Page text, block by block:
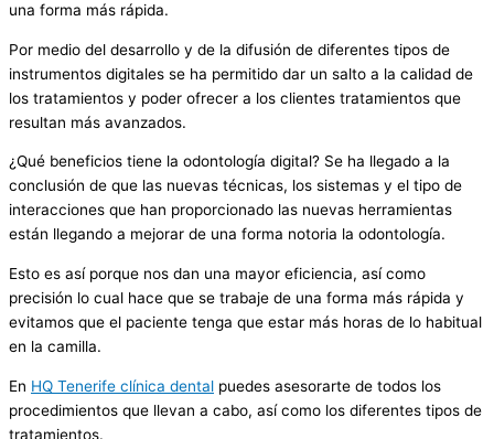
una forma más rápida.
Por medio del desarrollo y de la difusión de diferentes tipos de
instrumentos digitales se ha permitido dar un salto a la calidad de
los tratamientos y poder ofrecer a los clientes tratamientos que
resultan más avanzados.
¿Qué beneficios tiene la odontología digital? Se ha llegado a la
conclusión de que las nuevas técnicas, los sistemas y el tipo de
interacciones que han proporcionado las nuevas herramientas
están llegando a mejorar de una forma notoria la odontología.
Esto es así porque nos dan una mayor eficiencia, así como
precisión lo cual hace que se trabaje de una forma más rápida y
evitamos que el paciente tenga que estar más horas de lo habitual
en la camilla.
En HQ Tenerife clínica dental puedes asesorarte de todos los
procedimientos que llevan a cabo, así como los diferentes tipos de
tratamientos.